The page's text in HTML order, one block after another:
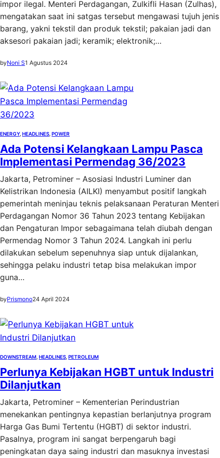
impor ilegal. Menteri Perdagangan, Zulkifli Hasan (Zulhas),
mengatakan saat ini satgas tersebut mengawasi tujuh jenis
barang, yakni tekstil dan produk tekstil; pakaian jadi dan
aksesori pakaian jadi; keramik; elektronik;…
byNoni S1 Agustus 2024
ENERGY, HEADLINES POWER
Ada Potensi Kelangkaan Lampu Pasca
Implementasi Permendag 36/2023
Jakarta, Petrominer – Asosiasi Industri Luminer dan
Kelistrikan Indonesia (AILKI) menyambut positif langkah
pemerintah meninjau teknis pelaksanaan Peraturan Menteri
Perdagangan Nomor 36 Tahun 2023 tentang Kebijakan
dan Pengaturan Impor sebagaimana telah diubah dengan
Permendag Nomor 3 Tahun 2024. Langkah ini perlu
dilakukan sebelum sepenuhnya siap untuk dijalankan,
sehingga pelaku industri tetap bisa melakukan impor
guna…
byPrismono24 April 2024
DOWNSTREAM HEADLINES PETROLEUM
Perlunya Kebijakan HGBT untuk Industri
Dilanjutkan
Jakarta, Petrominer – Kementerian Perindustrian
menekankan pentingnya kepastian berlanjutnya program
Harga Gas Bumi Tertentu (HGBT) di sektor industri.
Pasalnya, program ini sangat berpengaruh bagi
peningkatan daya saing industri dan masuknya investasi